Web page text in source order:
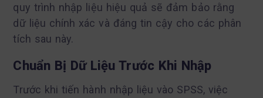
quy trình nhập liệu hiệu quả sẽ đảm bảo rằng
dữ liệu chính xác và đáng tin cậy cho các phân
tích sau này.
Chuẩn Bị Dữ Liệu Trước Khi Nhập
Trước khi tiến hành nhập liệu vào SPSS, việc